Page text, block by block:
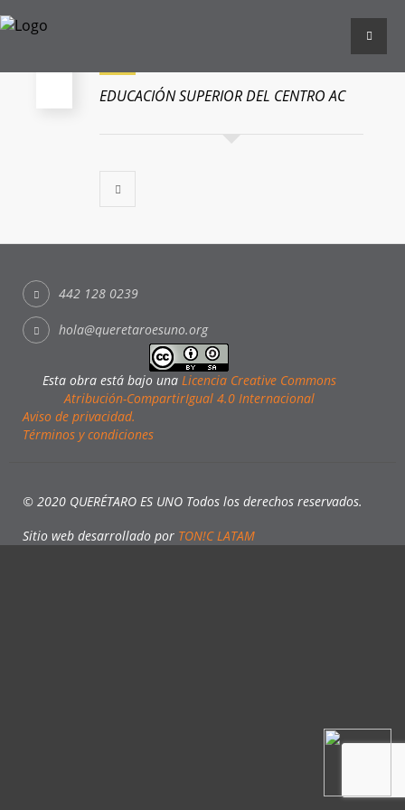
RODOLFO LOYOLA
EDUCACIÓN SUPERIOR DEL CENTRO AC
442 128 0239
hola@queretaroesuno.org
Esta obra está bajo una Licencia Creative Commons
Atribución-CompartirIgual 4.0 Internacional
Aviso de privacidad.
Términos y condiciones
© 2020 QUERÉTARO ES UNO Todos los derechos reservados.
Sitio web desarrollado por TON!C LATAM